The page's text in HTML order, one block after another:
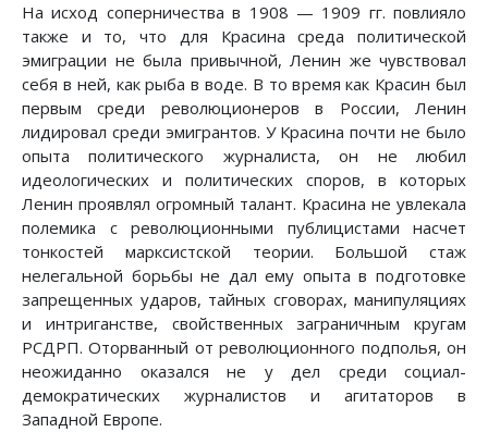
На исход соперничества в 1908 — 1909 гг. повлияло
также и то, что для Красина среда политической
эмиграции не была привычной, Ленин же чувствовал
себя в ней, как рыба в воде. В то время как Красин был
первым среди революционеров в России, Ленин
лидировал среди эмигрантов. У Красина почти не было
опыта политического журналиста, он не любил
идеологических и политических споров, в которых
Ленин проявлял огромный талант. Красина не увлекала
полемика с революционными публицистами насчет
тонкостей марксистской теории. Большой стаж
нелегальной борьбы не дал ему опыта в подготовке
запрещенных ударов, тайных сговорах, манипуляциях
и интриганстве, свойственных заграничным кругам
РСДРП. Оторванный от революционного подполья, он
неожиданно оказался не у дел среди социал-
демократических журналистов и агитаторов в
Западной Европе.